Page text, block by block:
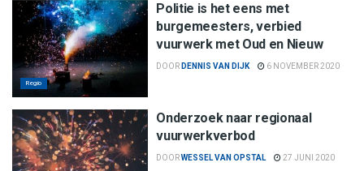
Regio
Politie is het eens met
burgemeesters, verbied
vuurwerk met Oud en Nieuw
DOOR DENNIS VAN DIJK 6 NOVEMBER 2020
Onderzoek naar regionaal
vuurwerkverbod
DOORWESSEL VAN OPSTAL 27 JUNI 2020